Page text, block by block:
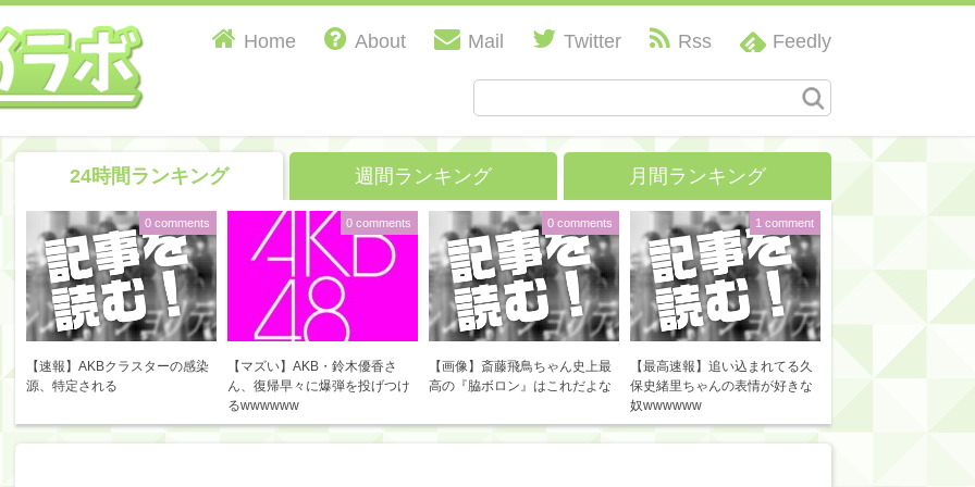
Home About Mail Twitter Rss Feedly
24時間ランキング 週間ランキング 月間ランキング
【速報】AKBクラスターの感染
源、特定される
0 comments
【マズい】AKB・鈴木優香さ
ん、復帰早々に爆弾を投げつけ
るwwwwww
0 comments
【画像】斎藤飛鳥ちゃん史上最
高の『脇ボロン』はこれだよな
0 comments
【最高速報】追い込まれてる久
保史緒里ちゃんの表情が好きな
奴wwwwww
1 comment